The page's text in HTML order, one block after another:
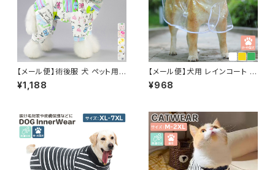
【メール便】術後服 犬 ペット用
品 ロンパース ペットウェア ドッ
グウェア いぬ 小型犬 中型犬 服
¥1,188
【メール便】犬用 レインコート 小
型犬 中型犬 着せやすい フード
付き ケープ ポンチョ 透明 クリ
¥968